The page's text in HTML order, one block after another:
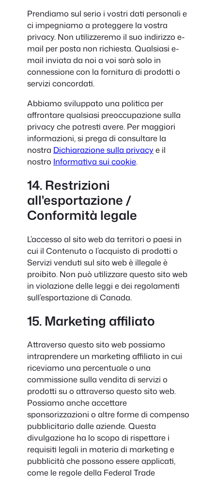
Prendiamo sul serio i vostri dati personali e
ci impegniamo a proteggere la vostra
privacy. Non utilizzeremo il suo indirizzo e-
mail per posta non richiesta. Qualsiasi e-
mail inviata da noi a voi sarà solo in
connessione con la fornitura di prodotti o
servizi concordati.
Abbiamo sviluppato una politica per
affrontare qualsiasi preoccupazione sulla
privacy che potresti avere. Per maggiori
informazioni, si prega di consultare la
nostra Dichiarazione sulla privacye il
nostro Informativa sui cookie.
14. Restrizioni
all'esportazione /
Conformità legale
L’accesso al sito web da territori o paesi in
cui il Contenuto o l’acquisto di prodotti o
Servizi venduti sul sito web è illegale è
proibito. Non può utilizzare questo sito web
in violazione delle leggi e dei regolamenti
sull’esportazione di Canada.
15. Marketing affiliato
Attraverso questo sito web possiamo
intraprendere un marketing affiliato in cui
riceviamo una percentuale o una
commissione sulla vendita di servizi o
prodotti su o attraverso questo sito web.
Possiamo anche accettare
sponsorizzazioni o altre forme di compenso
pubblicitario dalle aziende. Questa
divulgazione ha lo scopo di rispettare i
requisiti legali in materia di marketing e
pubblicità che possono essere applicati,
come le regole della Federal Trade